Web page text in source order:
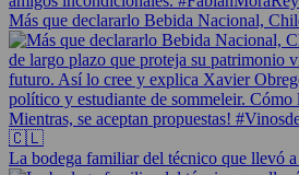
Más que declararlo Bebida Nacional,
La bodega familiar del técnico que llevó